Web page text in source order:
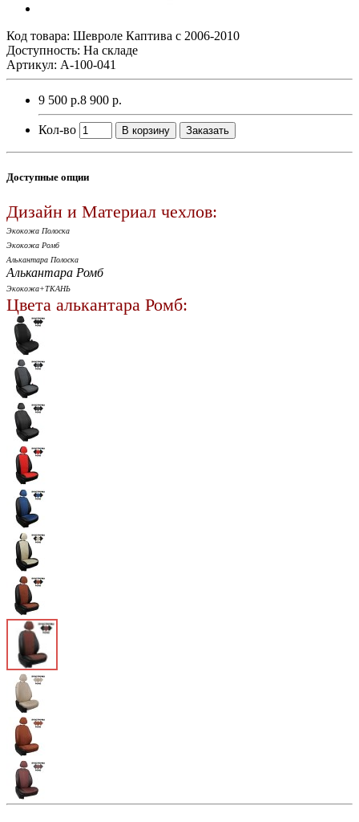
Код товара: Шевроле Каптива с 2006-2010
Доступность: На складе
Артикул: A-100-041
9 500 р.8 900 р.
Кол-во В корзину Заказать
Доступные опции
Дизайн и Материал чехлов:
Экокожа Полоска
Экокожа Ромб
Алькантара Полоска
Алькантара Ромб
Экокожа+ТКАНЬ
Цвета алькантара Ромб: